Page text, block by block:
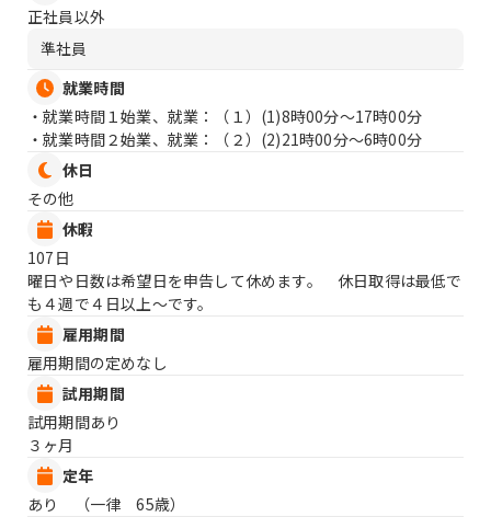
正社員以外
準社員
就業時間
・就業時間１始業、就業：（１） (1)8時00分〜17時00分
・就業時間２始業、就業：（２） (2)21時00分〜6時00分
休日
その他
休暇
107日
曜日や日数は希望日を申告して休めます。 休日取得は最低で
も４週で４日以上〜です。
雇用期間
雇用期間の定めなし
試用期間
試用期間あり
３ヶ月
定年
あり （一律 65歳）